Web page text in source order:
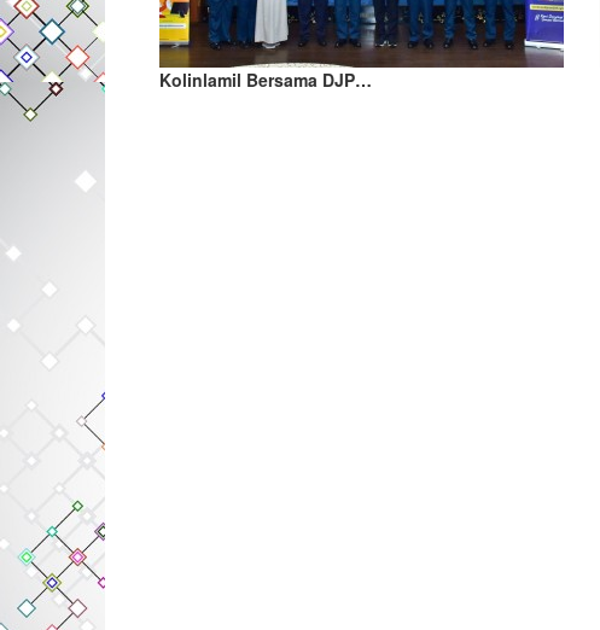
Kolinlamil Bersama DJP…